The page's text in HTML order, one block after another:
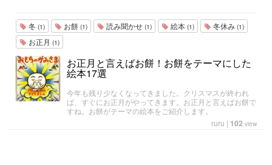
冬 (1) お餅 (1) 読み聞かせ (1) 絵本 (1) 冬休み (1)
お正月 (1)
お正月と言えばお餅！お餅をテーマにした
絵本17選
今年も残り少なくなってきました。クリスマスが終われ
ば、すぐにお正月がやってきます。お正月と言えばお餅で
すね。お餅がテーマの絵本をご紹介します。
ruru | 102 view